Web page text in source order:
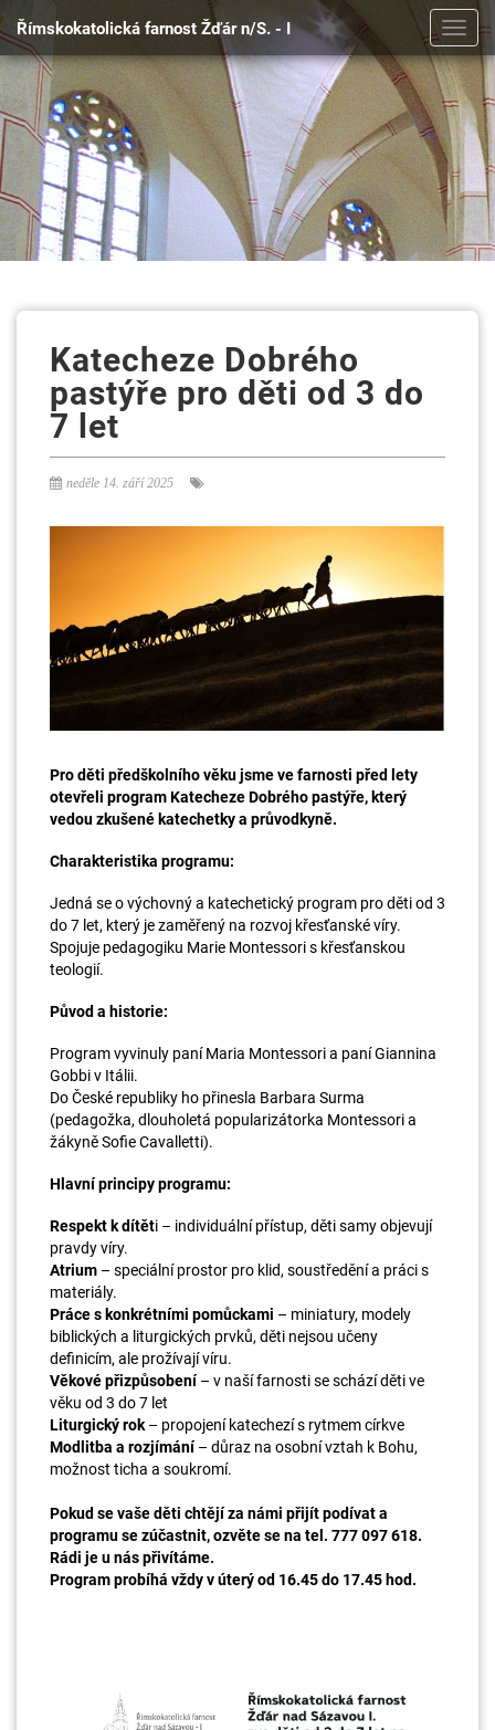
Římskokatolická farnost Žďár n/S. - I
Katecheze Dobrého
pastýře pro děti od 3 do
7 let
neděle 14. září 2025
Pro děti předškolního věku jsme ve farnosti před lety
otevřeli program Katecheze Dobrého pastýře, který
vedou zkušené katechetky a průvodkyně.
Charakteristika programu:
Jedná se o výchovný a katechetický program pro děti od 3
do 7 let, který je zaměřený na rozvoj křesťanské víry.
Spojuje pedagogiku Marie Montessori s křesťanskou
teologií.
Původ a historie:
Program vyvinuly paní Maria Montessori a paní Giannina
Gobbi v Itálii.
Do České republiky ho přinesla Barbara Surma
(pedagožka, dlouholetá popularizátorka Montessori a
žákyně Sofie Cavalletti).
Hlavní principy programu:
Respekt k dítěti – individuální přístup, děti samy objevují
pravdy víry.
Atrium – speciální prostor pro klid, soustředění a práci s
materiály.
Práce s konkrétními pomůckami – miniatury, modely
biblických a liturgických prvků, děti nejsou učeny
definicím, ale prožívají víru.
Věkové přizpůsobení– v naší farnosti se schází děti ve
věku od 3 do 7 let
Liturgický rok – propojení katechezí s rytmem církve
Modlitba a rozjímání– důraz na osobní vztah k Bohu,
možnost ticha a soukromí.
Pokud se vaše děti chtějí za námi přijít podívat a
programu se zúčastnit, ozvěte se na tel. 777 097 618.
Rádi je u nás přivítáme.
Program probíhá vždy v úterý od 16.45 do 17.45 hod.